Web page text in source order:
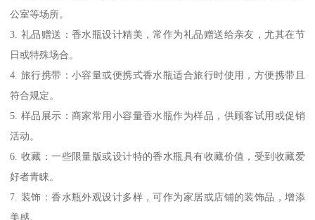
公室等场所。
3. 礼品赠送：香水瓶设计精美，常作为礼品赠送给亲友，尤其在节
日或特殊场合。
4. 旅行携带：小容量或便携式香水瓶适合旅行时使用，方便携带且
符合规定。
5. 样品展示：商家常用小容量香水瓶作为样品，供顾客试用或促销
活动。
6. 收藏：一些限量版或设计特的香水瓶具有收藏价值，受到收藏爱
好者青睐。
7. 装饰：香水瓶外观设计多样，可作为家居或店铺的装饰品，增添
美感。